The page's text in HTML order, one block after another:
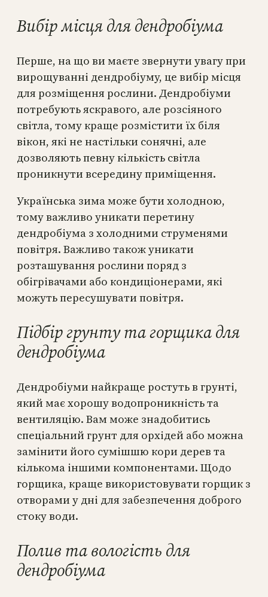
Вибір місця для дендробіума
Перше, на що ви маєте звернути увагу при
вирощуванні дендробіуму, це вибір місця
для розміщення рослини. Дендробіуми
потребують яскравого, але розсіяного
світла, тому краще розмістити їх біля
вікон, які не настільки сонячні, але
дозволяють певну кількість світла
проникнути всередину приміщення.
Українська зима може бути холодною,
тому важливо уникати перетину
дендробіума з холодними струменями
повітря. Важливо також уникати
розташування рослини поряд з
обігрівачами або кондиціонерами, які
можуть пересушувати повітря.
Підбір грунту та горщика для
дендробіума
Дендробіуми найкраще ростуть в грунті,
який має хорошу водопроникність та
вентиляцію. Вам може знадобитись
спеціальний грунт для орхідей або можна
замінити його сумішшю кори дерев та
кількома іншими компонентами. Щодо
горщика, краще використовувати горщик з
отворами у дні для забезпечення доброго
стоку води.
Полив та вологість для
дендробіума